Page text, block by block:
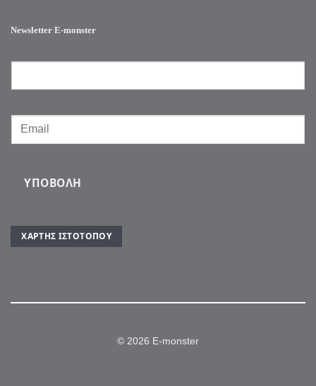
Newsletter E-monster
ΥΠΟΒΟΛΉ
ΧΆΡΤΗΣ ΙΣΤΌΤΟΠΟΥ
© 2026 E-monster